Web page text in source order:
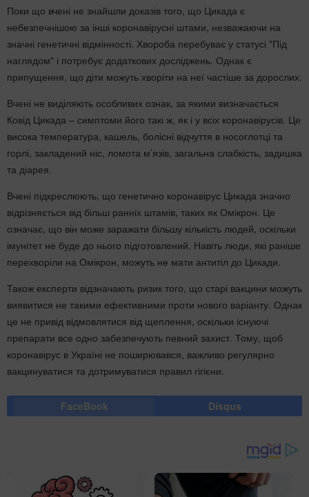
Поки що вчені не знайшли доказів того, що Цикада є
небезпечнішою за інші коронавірусні штами, незважаючи на
значні генетичні відмінності. Хвороба перебуває у статусі "Під
наглядом" і потребує додаткових досліджень. Однак є
припущення, що діти можуть хворіти на неї частіше за дорослих.
Вчені не виділяють особливих ознак, за якими визначається
Ковід Цикада – симптоми його такі ж, як і у всіх коронавірусів. Це
висока температура, кашель, болісні відчуття в носоглотці та
горлі, закладений ніс, ломота м’язів, загальна слабкість, задишка
та діарея.
Вчені підкреслюють, що генетично коронавірус Цикада значно
відрізняється від більш ранніх штамів, таких як Омікрон. Це
означає, що він може заражати більшу кількість людей, оскільки
імунітет не буде до нього підготовлений. Навіть люди, які раніше
перехворіли на Омікрон, можуть не мати антитіл до Цикади.
Також експерти відзначають ризик того, що старі вакцини можуть
виявитися не такими ефективними проти нового варіанту. Однак
це не привід відмовлятися від щеплення, оскільки існуючі
препарати все одно забезпечують певний захист. Тому, щоб
коронавірус в Україні не поширювався, важливо регулярно
вакцинуватися та дотримуватися правил гігієни.
FaceBook Disqus